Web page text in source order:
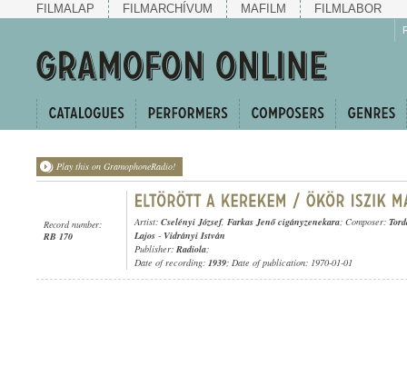
FILMALAP FILMARCHÍVUM MAFILM FILMLABOR
Play this on GramophoneRadio!
Record number:
RB 170
Artist: Cselényi József, Farkas Jenő cigányzenekara; Composer:
Lajos - Vidrányi István
Publisher: Radiola;
Date of recording: 1939; Date of publication: 1970-01-01